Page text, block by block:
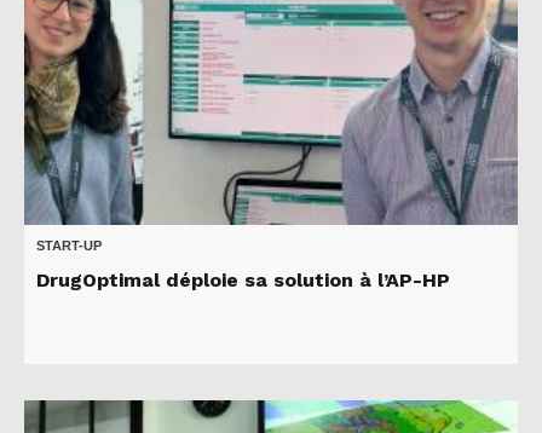
START-UP
DrugOptimal déploie sa solution à l’AP-HP